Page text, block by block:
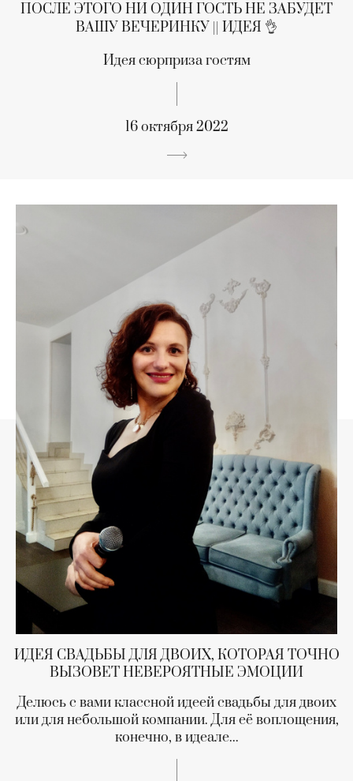
ПОСЛЕ ЭТОГО НИ ОДИН ГОСТЬ НЕ ЗАБУДЕТ
ВАШУ ВЕЧЕРИНКУ || ИДЕЯ 👌
Идея сюрприза гостям
16 октября 2022
ИДЕЯ СВАДЬБЫ ДЛЯ ДВОИХ, КОТОРАЯ ТОЧНО
ВЫЗОВЕТ НЕВЕРОЯТНЫЕ ЭМОЦИИ
Делюсь с вами классной идеей свадьбы для двоих
или для небольшой компании. Для её воплощения,
конечно, в идеале...